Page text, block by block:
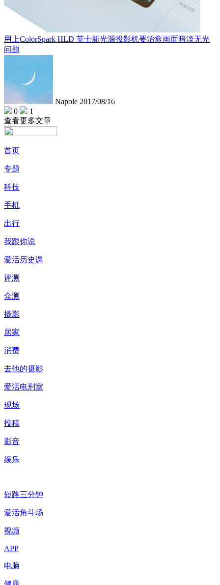
用上ColorSpark HLD 英士新光源投影机要治愈画面暗淡无光
问题
Napole 2017/08/16
0
1
查看更多文章
首页
专题
科技
手机
出行
我跟你说
爱活历史课
评测
众测
摄影
居家
消费
去他的摄影
爱活电刑室
现场
投稿
影音
娱乐
短路三分钟
爱活角斗场
视频
APP
电脑